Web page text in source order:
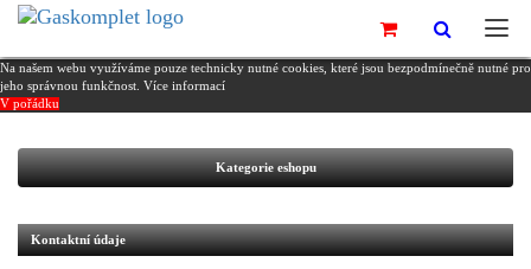
Na našem webu využíváme pouze technicky nutné cookies, které jsou bezpodmínečně nutné pro
jeho správnou funkčnost. Více informací
V pořádku
Kategorie eshopu
Kontaktní údaje